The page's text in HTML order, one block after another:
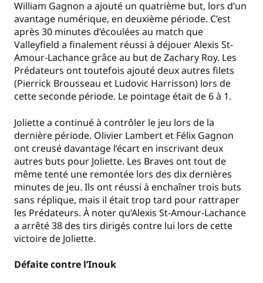
William Gagnon a ajouté un quatrième but, lors d’un
avantage numérique, en deuxième période. C’est
après 30 minutes d’écoulées au match que
Valleyfield a finalement réussi à déjouer Alexis St-
Amour-Lachance grâce au but de Zachary Roy. Les
Prédateurs ont toutefois ajouté deux autres filets
(Pierrick Brousseau et Ludovic Harrisson) lors de
cette seconde période. Le pointage était de 6 à 1.
Joliette a continué à contrôler le jeu lors de la
dernière période. Olivier Lambert et Félix Gagnon
ont creusé davantage l’écart en inscrivant deux
autres buts pour Joliette. Les Braves ont tout de
même tenté une remontée lors des dix dernières
minutes de jeu. Ils ont réussi à enchaîner trois buts
sans réplique, mais il était trop tard pour rattraper
les Prédateurs. À noter qu’Alexis St-Amour-Lachance
a arrêté 38 des tirs dirigés contre lui lors de cette
victoire de Joliette.
Défaite contre l’Inouk